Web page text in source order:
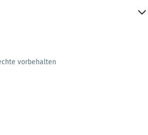
vorbehalten